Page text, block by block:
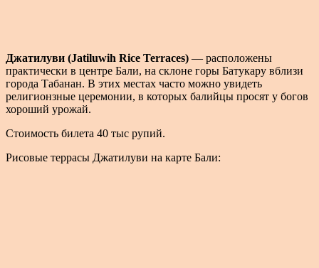
Джатилуви (Jatiluwih Rice Terraces) — расположены
практически в центре Бали, на склоне горы Батукару вблизи
города Табанан. В этих местах часто можно увидеть
религионзные церемонии, в которых балийцы просят у богов
хороший урожай.
Стоимость билета 40 тыс рупий.
Рисовые террасы Джатилуви на карте Бали: